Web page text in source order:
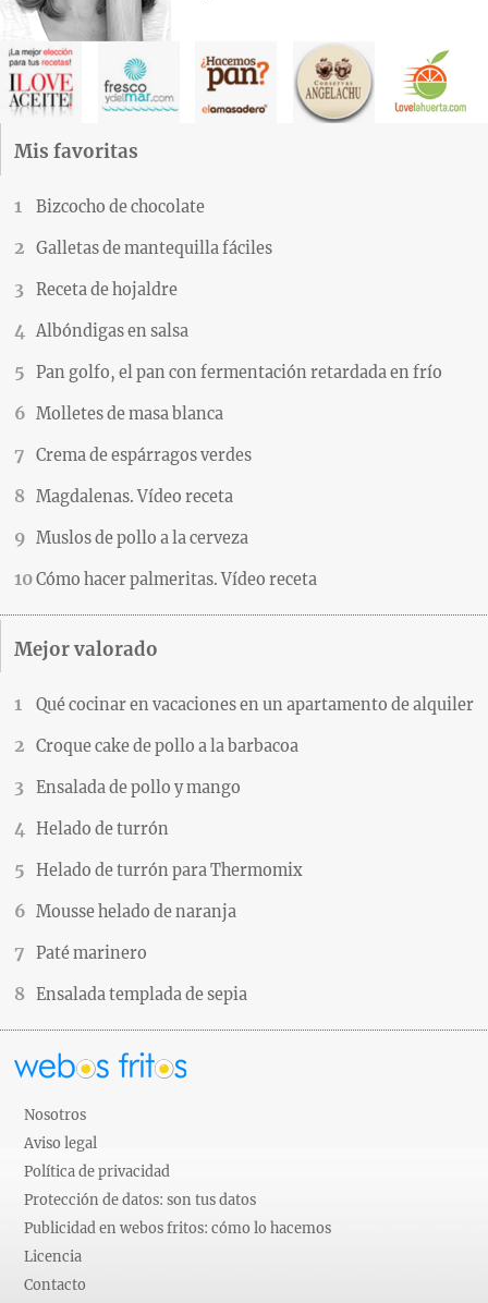
Mis favoritas
Bizcocho de chocolate
Galletas de mantequilla fáciles
Receta de hojaldre
Albóndigas en salsa
Pan golfo, el pan con fermentación retardada en frío
Molletes de masa blanca
Crema de espárragos verdes
Magdalenas. Vídeo receta
Muslos de pollo a la cerveza
Cómo hacer palmeritas. Vídeo receta
Mejor valorado
Qué cocinar en vacaciones en un apartamento de alquiler
Croque cake de pollo a la barbacoa
Ensalada de pollo y mango
Helado de turrón
Helado de turrón para Thermomix
Mousse helado de naranja
Paté marinero
Ensalada templada de sepia
Nosotros
Aviso legal
Política de privacidad
Protección de datos: son tus datos
Publicidad en webos fritos: cómo lo hacemos
Licencia
Contacto